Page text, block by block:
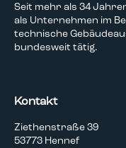
Seit mehr als 34
als Unternehmen im
technische
bundesweit tätig.
Kontakt
Ziethenstraße 39
53773 Hennef